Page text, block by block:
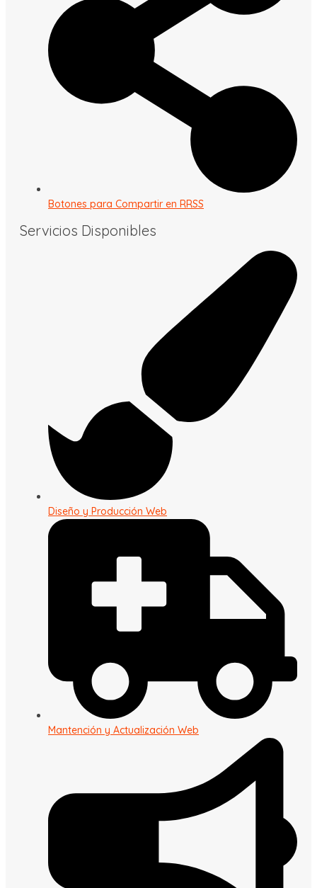
Botones para Compartir en RRSS
Servicios Disponibles
Diseño y Producción Web
Mantención y Actualización Web